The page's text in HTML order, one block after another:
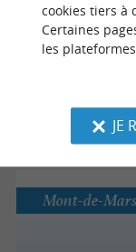
Mont-de-
Mont-de-
cookies tiers à
Certaines
les
JE